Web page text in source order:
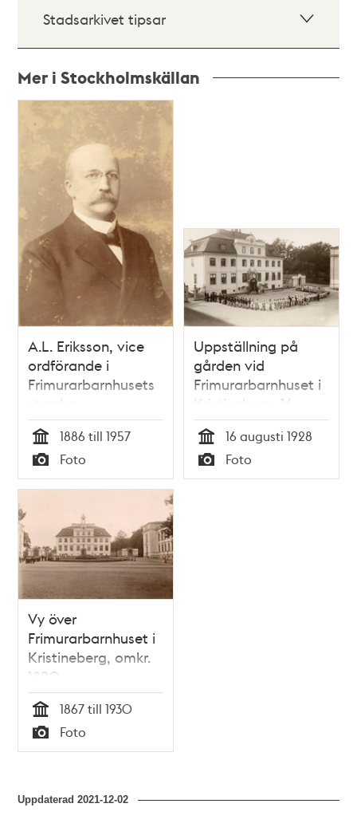
Stadsarkivet tipsar
Mer i Stockholmskällan
poster
A.L. Eriksson, vice
ordförande i
Frimurarbarnhusets
styrelse.
Tid
1886 till 1957
Typ
Foto
Uppställning på
gården vid
Frimurarbarnhuset i
Kristineberg, 16
augusti 1928
Tid
16 augusti 1928
Typ
Foto
Vy över
Frimurarbarnhuset i
Kristineberg, omkr.
1890.
Tid
1867 till 1930
Typ
Foto
Uppdaterad2021-12-02